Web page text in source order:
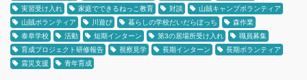
実習受け入れ
家庭でできるねっこ教育 対談
山賊キャンプボランティア
山賊ボランティア
川遊び 暮らしの学校だいだらぼっち
森作業
泰阜学校
活動 短期インターン 第3の居場所受け入れ
職員募集
育成プロジェクト研修報告
視察見学 長期インターン
長期ボランティア
震災支援
青年育成